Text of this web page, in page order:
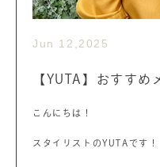
Jun 12,2025
【YUTA】おすす
こんにちは！
スタイリストのYUTAです！